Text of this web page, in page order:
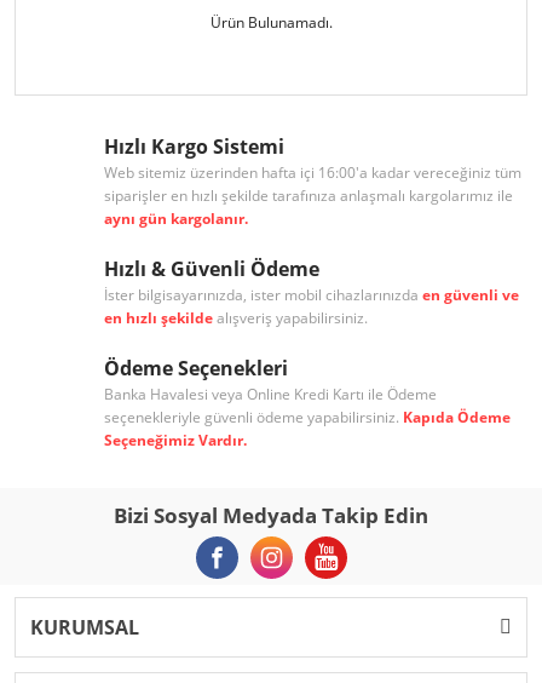
Ürün Bulunamadı.
Hızlı Kargo Sistemi
Web sitemiz üzerinden hafta içi 16:00'a kadar vereceğiniz tüm
siparişler en hızlı şekilde tarafınıza anlaşmalı kargolarımız ile
aynı gün kargolanır.
Hızlı & Güvenli Ödeme
İster bilgisayarınızda, ister mobil cihazlarınızda en güvenli ve
en hızlı şekildealışveriş yapabilirsiniz.
Ödeme Seçenekleri
Banka Havalesi veya Online Kredi Kartı ile Ödeme
seçenekleriyle güvenli ödeme yapabilirsiniz. Kapıda Ödeme
Seçeneğimiz Vardır.
Bizi Sosyal Medyada Takip Edin
KURUMSAL